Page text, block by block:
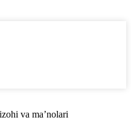
va ma’nolari